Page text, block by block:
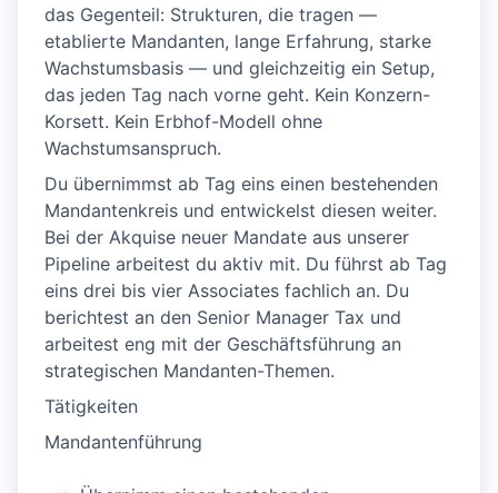
das Gegenteil: Strukturen, die tragen —
etablierte Mandanten, lange Erfahrung, starke
Wachstumsbasis — und gleichzeitig ein Setup,
das jeden Tag nach vorne geht. Kein Konzern-
Korsett. Kein Erbhof-Modell ohne
Wachstumsanspruch.
Du übernimmst ab Tag eins einen bestehenden
Mandantenkreis und entwickelst diesen weiter.
Bei der Akquise neuer Mandate aus unserer
Pipeline arbeitest du aktiv mit. Du führst ab Tag
eins drei bis vier Associates fachlich an. Du
berichtest an den Senior Manager Tax und
arbeitest eng mit der Geschäftsführung an
strategischen Mandanten-Themen.
Tätigkeiten
Mandantenführung